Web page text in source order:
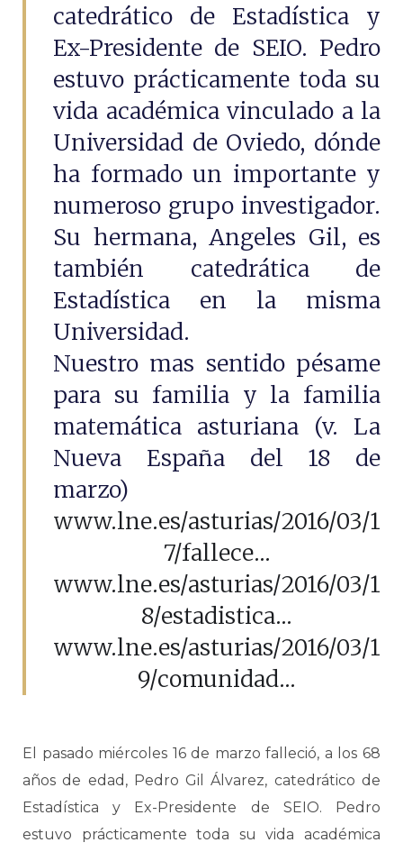
catedrático de Estadística y
Ex-Presidente de SEIO. Pedro
estuvo prácticamente toda su
vida académica vinculado a la
Universidad de Oviedo, dónde
ha formado un importante y
numeroso grupo investigador.
Su hermana, Angeles Gil, es
también catedrática de
Estadística en la misma
Universidad.
Nuestro mas sentido pésame
para su familia y la familia
matemática asturiana (v. La
Nueva España del 18 de
marzo)
www.lne.es/asturias/2016/03/1
7/fallece...
www.lne.es/asturias/2016/03/1
8/estadistica...
www.lne.es/asturias/2016/03/1
9/comunidad...
El pasado miércoles 16 de marzo falleció, a los 68
años de edad, Pedro Gil Álvarez, catedrático de
Estadística y Ex-Presidente de SEIO. Pedro
estuvo prácticamente toda su vida académica